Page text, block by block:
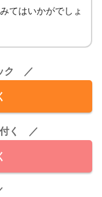
てはいかがでしょ
ク ／
付く ／